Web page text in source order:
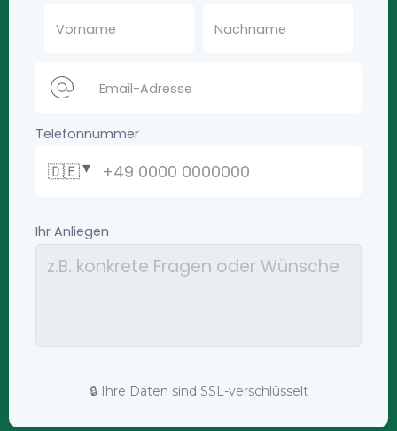
🔒 Ihre Daten sind SSL-verschlüsselt